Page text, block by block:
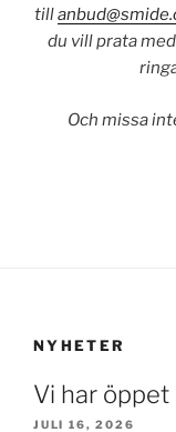
till
du vill prata
Och missa
NYHETER
Vi har
JULI 16, 2026